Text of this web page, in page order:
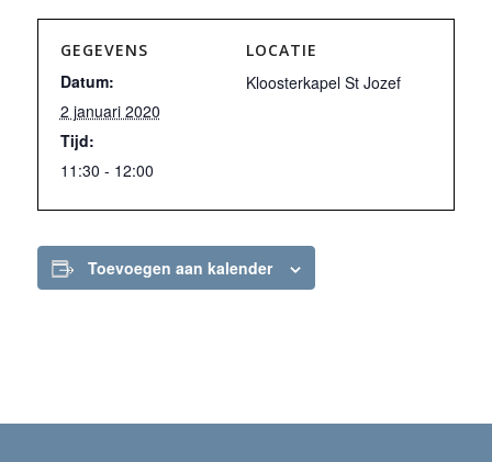
GEGEVENS
Datum:
2 januari 2020
Tijd:
11:30 - 12:00
LOCATIE
Kloosterkapel St Jozef
Toevoegen aan kalender